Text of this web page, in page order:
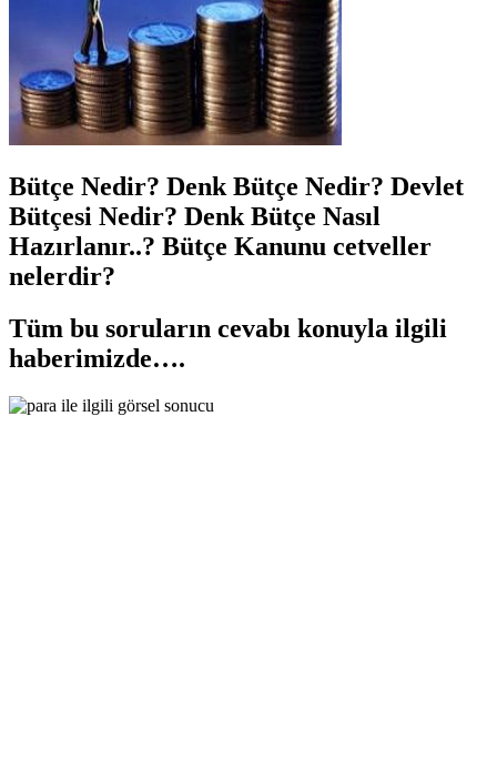
Bütçe Nedir? Denk Bütçe Nedir? Devlet
Bütçesi Nedir? Denk Bütçe Nasıl
Hazırlanır..? Bütçe Kanunu cetveller
nelerdir?
Tüm bu soruların cevabı konuyla ilgili
haberimizde….